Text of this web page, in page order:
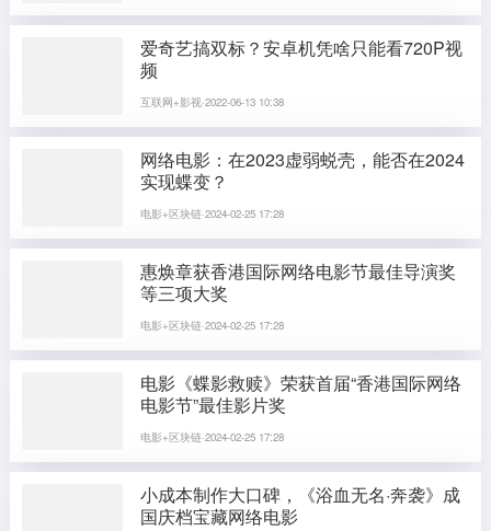
爱奇艺搞双标？安卓机凭啥只能看720P视
频
互联网+影视·2022-06-13 10:38
网络电影：在2023虚弱蜕壳，能否在2024
实现蝶变？
电影+区块链·2024-02-25 17:28
惠焕章获香港国际网络电影节最佳导演奖
等三项大奖
电影+区块链·2024-02-25 17:28
电影《蝶影救赎》荣获首届“香港国际网络
电影节”最佳影片奖
电影+区块链·2024-02-25 17:28
小成本制作大口碑，《浴血无名·奔袭》成
国庆档宝藏网络电影